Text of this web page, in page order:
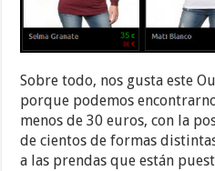
Sobre todo, nos gusta este
porque podemos
menos de 30 euros, con la
de cientos de formas
a las prendas que están